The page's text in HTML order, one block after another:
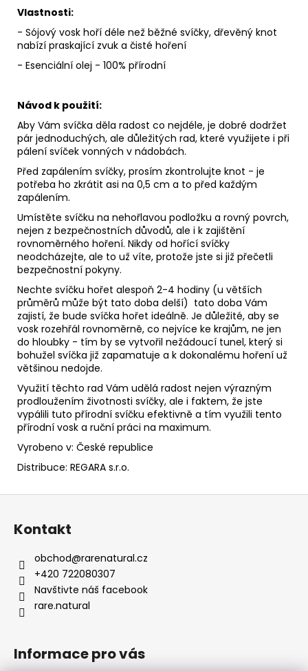
Vlastnosti:
- Sójový vosk hoří déle než běžné svíčky, dřevěný knot
nabízí praskající zvuk a čisté hoření
- Esenciální olej - 100% přírodní
Návod k použití:
Aby Vám svíčka děla radost co nejdéle, je dobré dodržet
pár jednoduchých, ale důležitých rad, které využijete i při
pálení svíček vonných v nádobách.
Před zapálením svíčky, prosím zkontrolujte knot - je
potřeba ho zkrátit asi na 0,5 cm a to před každým
zapálením.
Umístěte svíčku na nehořlavou podložku a rovný povrch,
nejen z bezpečnostních důvodů, ale i k zajištění
rovnoměrného hoření. Nikdy od hořící svíčky
neodcházejte, ale to už víte, protože jste si již přečetli
bezpečnostní pokyny.
Nechte svíčku hořet alespoň 2-4 hodiny (u větších
průměrů může být tato doba delší) tato doba Vám
zajistí, že bude svíčka hořet ideálně. Je důležité, aby se
vosk rozehřál rovnoměrně, co nejvíce ke krajům, ne jen
do hloubky - tím by se vytvořil nežádoucí tunel, který si
bohužel svíčka již zapamatuje a k dokonalému hoření už
většinou nedojde.
Využití těchto rad Vám udělá radost nejen výrazným
prodloužením životnosti svíčky, ale i faktem, že jste
vypálili tuto přírodní svíčku efektivně a tím využili tento
přírodní vosk a ruční práci na maximum.
Vyrobeno v: České republice
Distribuce: REGARA s.r.o.
Z
Kontakt
obchod@rarenatural.cz
+420 722080307
Navštivte náš facebook
rare.natural
Informace pro vás